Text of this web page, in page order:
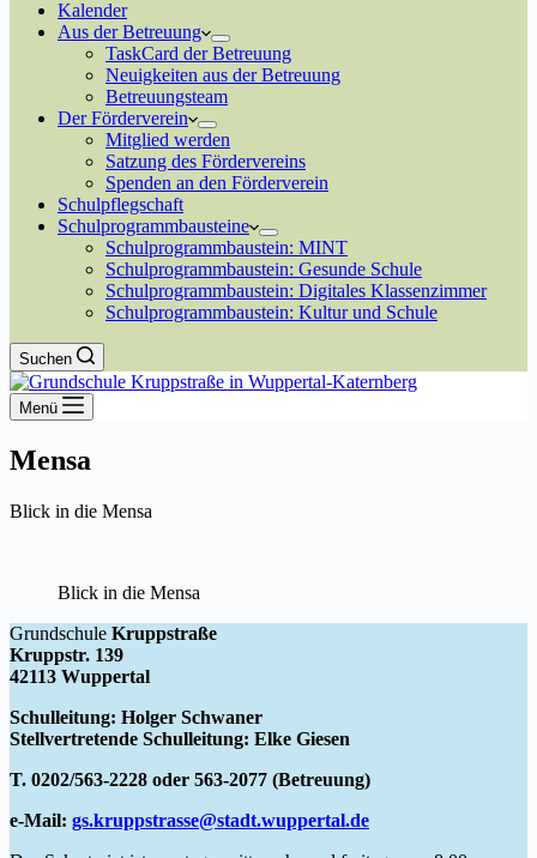
Kalender
Aus der Betreuung
TaskCard der Betreuung
Neuigkeiten aus der Betreuung
Betreuungsteam
Der Förderverein
Mitglied werden
Satzung des Fördervereins
Spenden an den Förderverein
Schulpflegschaft
Schulprogrammbausteine
Schulprogrammbaustein: MINT
Schulprogrammbaustein: Gesunde Schule
Schulprogrammbaustein: Digitales Klassenzimmer
Schulprogrammbaustein: Kultur und Schule
Suchen
Menü
Mensa
Blick in die Mensa
Blick in die Mensa
Grundschule Kruppstraße
Kruppstr. 139
42113 Wuppertal
Schulleitung: Holger Schwaner
Stellvertretende Schulleitung: Elke Giesen
T. 0202/563-2228 oder 563-2077 (Betreuung)
e-Mail: gs.kruppstrasse@stadt.wuppertal.de